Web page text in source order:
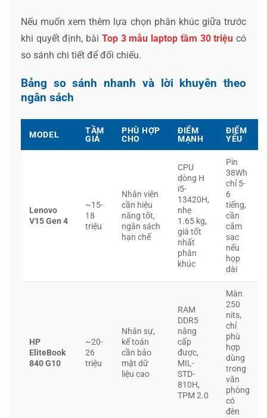
Nếu muốn xem thêm lựa chọn phân khúc giữa trước
khi quyết định, bài Top 3 mẫu laptop tầm 30 triệu có
so sánh chi tiết để đối chiếu.
Bảng so sánh nhanh và lời khuyên theo
ngân sách
MODEL
TẦM
GIÁ
PHÙ HỢP
CHO
ĐIỂM
MẠNH
ĐIỂM
YẾU
Lenovo
V15 Gen 4
~15-
18
triệu
Nhân viên
cần hiệu
năng tốt,
ngân sách
hạn chế
CPU
dòng H
i5-
13420H,
nhẹ
1.65 kg,
giá tốt
nhất
phân
khúc
Pin
38Wh
chỉ 5-
6
tiếng,
cần
cắm
sạc
nếu
họp
dài
HP
EliteBook
840 G10
~20-
26
triệu
Nhân sự,
kế toán
cần bảo
mật dữ
liệu cao
RAM
DDR5
nâng
cấp
được,
MIL-
STD-
810H,
TPM 2.0
Màn
250
nits,
chỉ
phù
hợp
dùng
trong
văn
phòng
có
đèn